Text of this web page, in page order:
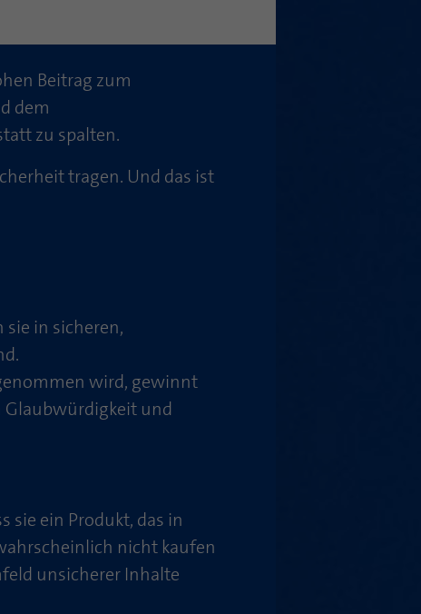
Beitrag zum
dem
zu spalten.
tragen. Und das ist
in sicheren,
wird, gewinnt
Glaubwürdigkeit und
sie ein Produkt, das in
nicht kaufen
unsicherer Inhalte